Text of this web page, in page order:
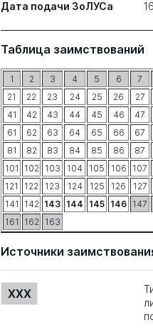
Дата подачи ЗоЛУСа
Таблица заимствований
1 2 3 4 5 6 7
21
22 23 24 25 26 27
41
42 43 44 45 46 47
61
62 63 64 65 66 67
81
82 83 84 85 86 87
101
102 103 104 105 106 107
121
122 123 124 125 126 127
141
142 143 144 145 146 147
161
162 163
Источники
XXX